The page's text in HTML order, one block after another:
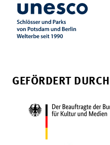
GEFÖRDERT DURCH